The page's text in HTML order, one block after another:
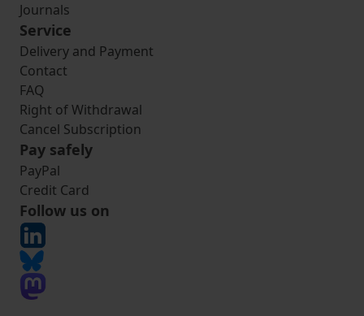
Journals
Service
Delivery and Payment
Contact
FAQ
Right of Withdrawal
Cancel Subscription
Pay safely
PayPal
Credit Card
Follow us on